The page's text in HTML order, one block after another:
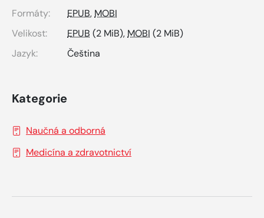
Formáty: EPUB, MOBI
Velikost:
EPUB (2 MiB), MOBI (2 MiB)
Jazyk:
Čeština
Kategorie
Naučná a odborná
Medicína a zdravotnictví